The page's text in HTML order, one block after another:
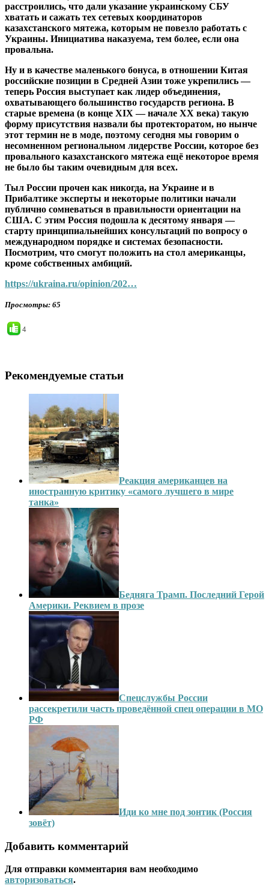
расстроились, что дали указание украинскому СБУ
хватать и сажать тех сетевых координаторов
казахстанского мятежа, которым не повезло работать с
Украины. Инициатива наказуема, тем более, если она
провальна.
Ну и в качестве маленького бонуса, в отношении Китая
российские позиции в Средней Азии тоже укрепились —
теперь Россия выступает как лидер объединения,
охватывающего большинство государств региона. В
старые времена (в конце XIX — начале ХХ века) такую
форму присутствия назвали бы протекторатом, но нынче
этот термин не в моде, поэтому сегодня мы говорим о
несомненном региональном лидерстве России, которое без
провального казахстанского мятежа ещё некоторое время
не было бы таким очевидным для всех.
Тыл России прочен как никогда, на Украине и в
Прибалтике эксперты и некоторые политики начали
публично сомневаться в правильности ориентации на
США. С этим Россия подошла к десятому января —
старту принципиальнейших консультаций по вопросу о
международном порядке и системах безопасности.
Посмотрим, что смогут положить на стол американцы,
кроме собственных амбиций.
https://ukraina.ru/opinion/202…
Просмотры: 65
4
Рекомендуемые статьи
Реакция американцев на
иностранную критику «самого лучшего в мире
танка»
Бедняга Трамп. Последний Герой
Америки. Реквием в прозе
Спецслужбы России
рассекретили часть проведённой спец операции в МО
РФ
Иди ко мне под зонтик (Россия
зовёт)
Добавить комментарий
Для отправки комментария вам необходимо
авторизоваться.